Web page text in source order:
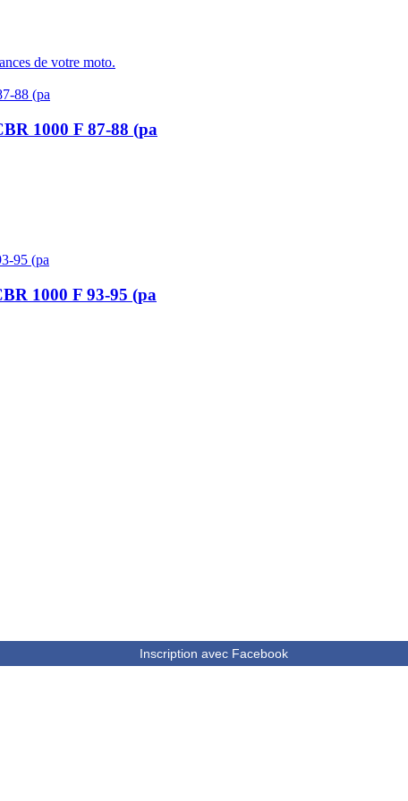
de votre moto.
1000 F 87-88 (pa
1000 F 93-95 (pa